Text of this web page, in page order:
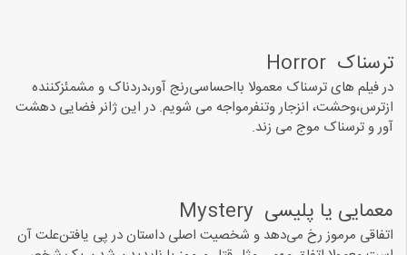
ﺗﺮﺳﻨﺎﮎ ‏ Horror‏
در فیلم های ترسناک معمولا باﺍﺣﺴﺎﺳﯽﺭﻧﺞ ﺁﻭﺭ،ﺩﺭﺩﻧﺎﮎ ﻭ ﻣﺸﻤﺌﺰﮐﻨﻨﺪﻩ
ﺍﺯﺗﺮﺱ،ﻭﺣﺸﺖ، ﺍﻧﺰﺟﺎﺭ ﻭﺗﻨﻔﺮمواجه می شویم. ﺩﺭ ﺍﯾﻦ ﮊﺍﻧﺮ ﻓﻀﺎﯾﯽ ﺩﻫﺸﺖ
ﺁﻭﺭ و ﺗﺮﺳﻨﺎﮎ ﻣﻮﺝ ﻣﯽ ﺯﻧﺪ.
ﻣﻌﻤﺎﯾﯽ یا پلیسی ‏ Mystery‏
ﺍﺗﻔﺎﻗﯽ ﻣﺮﻣﻮﺯ ﺭﺥ ﻣﯽﺩﻫﺪ ﻭ شخصیت ﺍﺻﻠﯽ ﺩﺍﺳﺘﺎﻥ ﺩﺭ ﭘﯽ ﯾﺎﻓﺘﻦﻋﻠﺖ ﺁﻥ